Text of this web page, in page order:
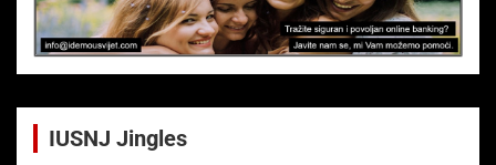
IUSNJ Jingles